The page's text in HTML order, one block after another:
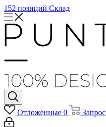
152 позиций Склад
Отложенные 0 Запрос